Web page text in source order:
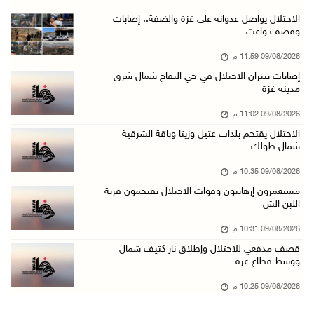
الاحتلال يقتحم برك سليمان جنوب بيت لحم
مستعمرون إرهابيون يهاجمون قرية المغير والاحتل ...
09/آب/2026 07:02 م
الجامعة العربية تنعى السفير دياب اللوح
09/آب/2026 05:28 م
ثلاث إصابات برصاص الاحتلال في مدينة خان يونس
09/آب/2026 04:45 م
مسك تكافح آثار الحروق وتنتظر العلاج خارج غزة
الاحتلال يواصل عدوانه على غزة والضفة.. إصابات
وقصف واعت
09/08/2026 11:59 م
إصابات بنيران الاحتلال في حي التفاح شمال شرق
مدينة غزة
09/08/2026 11:02 م
الاحتلال يقتحم بلدات عتيل وزيتا وباقة الشرقية
شمال طولك
09/08/2026 10:35 م
مستعمرون إرهابيون وقوات الاحتلال يقتحمون قرية
اللبن الش
09/08/2026 10:31 م
قصف مدفعي للاحتلال وإطلاق نار كثيف شمال
ووسط قطاع غزة
09/08/2026 10:25 م